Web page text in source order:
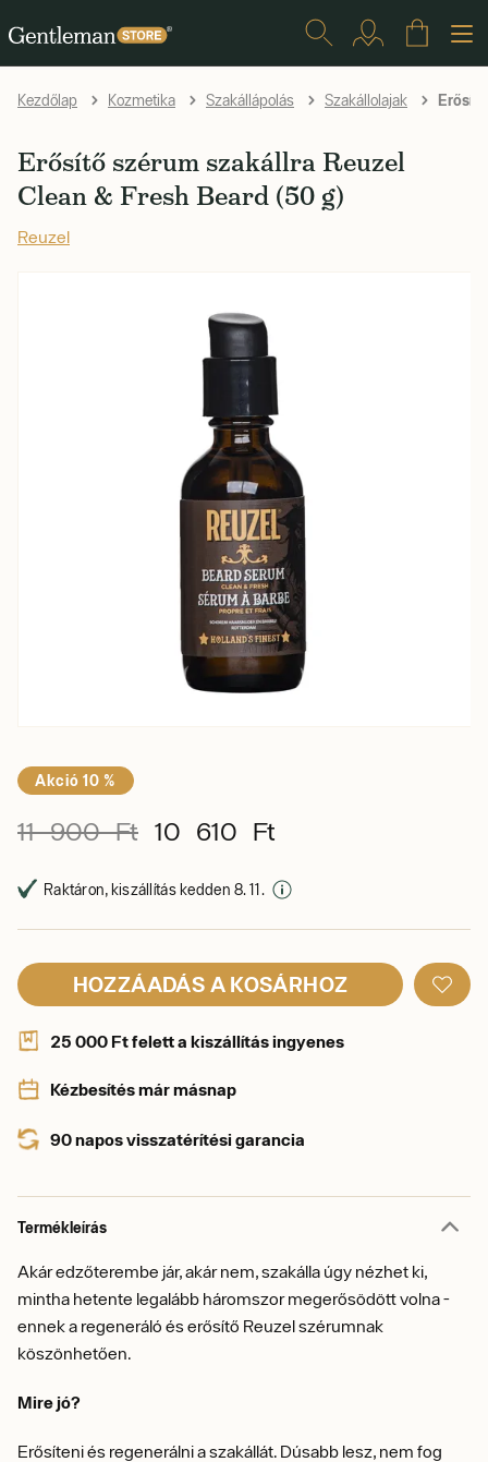
Kezdőlap Kozmetika Szakállápolás Szakállolajak
Erősítő szérum szakállra Reuzel
Clean & Fresh Beard (50 g)
Reuzel
Akció 10 %
11 900 Ft 10 610 Ft
Raktáron, kiszállítás kedden 8. 11.
HOZZÁADÁS A KOSÁRHOZ
25 000 Ft felett a kiszállítás ingyenes
Kézbesítés már másnap
90 napos visszatérítési garancia
Termékleírás
Akár edzőterembe jár, akár nem, szakálla úgy nézhet ki,
mintha hetente legalább háromszor megerősödött volna -
ennek a regeneráló és erősítő Reuzel szérumnak
köszönhetően.
Mire jó?
Erősíteni és regenerálni a szakállát. Dúsabb lesz, nem fog